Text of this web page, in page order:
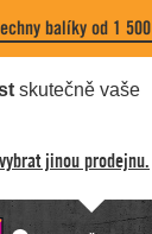
balíky od 1
skutečně vaše
jinou prodejnu.